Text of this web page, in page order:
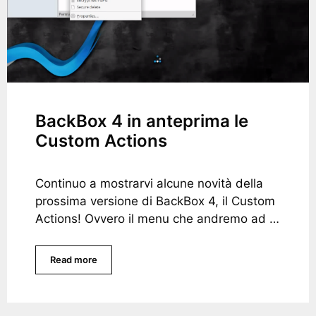
BackBox 4 in anteprima le
Custom Actions
Continuo a mostrarvi alcune novità della
prossima versione di BackBox 4, il Custom
Actions! Ovvero il menu che andremo ad …
Read more